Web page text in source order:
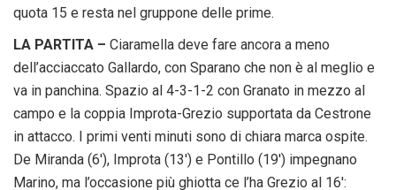
quota 15 e resta nel gruppone delle prime.
LA PARTITA – Ciaramella deve fare ancora a meno
dell’acciaccato Gallardo, con Sparano che non è al meglio e
va in panchina. Spazio al 4-3-1-2 con Granato in mezzo al
campo e la coppia Improta-Grezio supportata da Cestrone
in attacco. I primi venti minuti sono di chiara marca ospite.
De Miranda (6′), Improta (13′) e Pontillo (19′) impegnano
Marino, ma l’occasione più ghiotta ce l’ha Grezio al 16′: